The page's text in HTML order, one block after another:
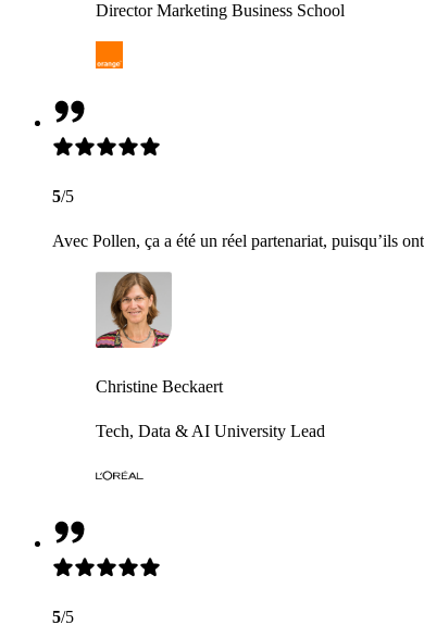
Director Marketing Business School
5/5
Avec Pollen, ça a été un réel partenariat, puisqu’ils
Christine Beckaert
Tech, Data & AI University Lead
5/5